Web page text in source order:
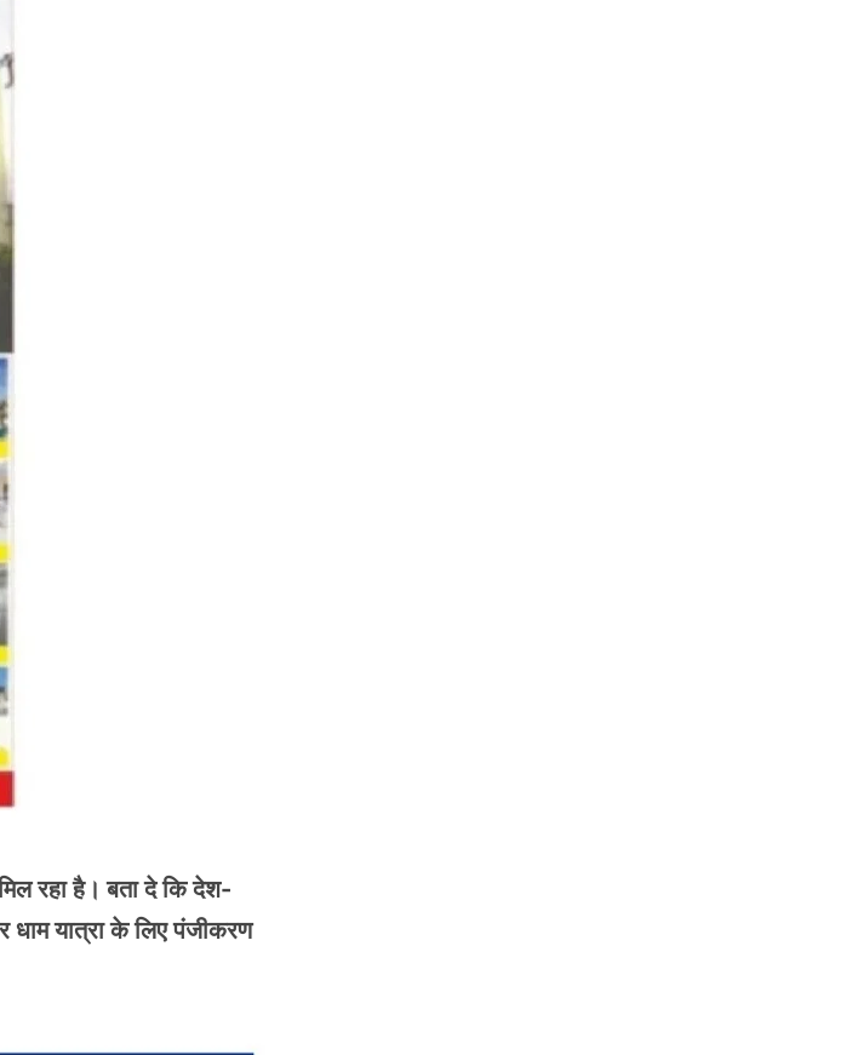
रहा है। बता दे कि देश-
धाम यात्रा के लिए पंजीकरण